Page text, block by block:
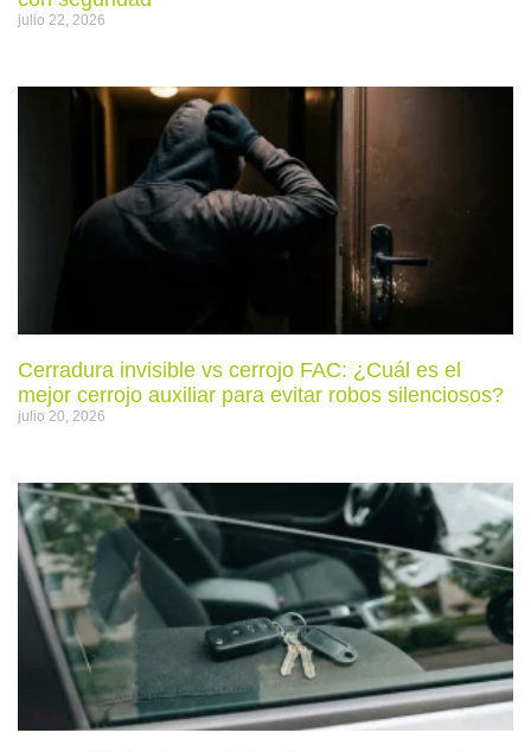
julio 22, 2026
Cerradura invisible vs cerrojo FAC: ¿Cuál es el
mejor cerrojo auxiliar para evitar robos silenciosos?
julio 20, 2026